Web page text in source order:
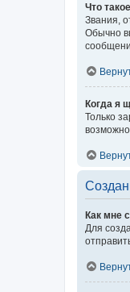
Что
Звания,
Обычно
Когда я
Только
Как мне
Для